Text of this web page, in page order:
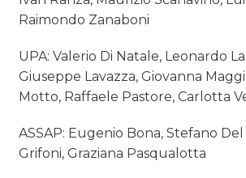
Raimondo Zanaboni
UPA: Valerio Di Natale, Leonardo
Giuseppe Lavazza, Giovanna
Motto, Raffaele Pastore, Carlotta
ASSAP: Eugenio Bona, Stefano
Grifoni, Graziana Pasqualotta